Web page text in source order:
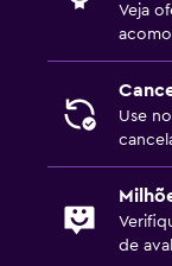
Veja
Use
de